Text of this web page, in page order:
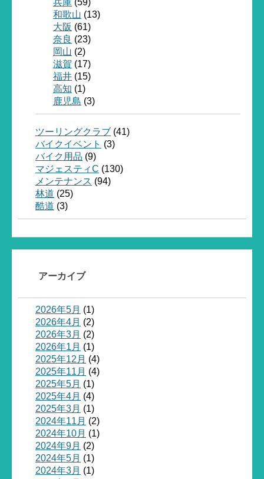
兵庫 (59)
和歌山 (13)
大阪 (61)
奈良 (23)
岡山 (2)
滋賀 (17)
福井 (15)
高知 (1)
鹿児島 (3)
ツーリングクラブ (41)
バイクイベント (3)
バイク用品 (9)
マジェスティC (130)
メンテナンス (94)
林道 (25)
酷道 (3)
アーカイブ
2026年5月 (1)
2026年4月 (2)
2026年3月 (2)
2026年1月 (1)
2025年12月 (4)
2025年11月 (4)
2025年5月 (1)
2025年4月 (4)
2025年3月 (1)
2024年11月 (2)
2024年10月 (1)
2024年9月 (2)
2024年5月 (1)
2024年3月 (1)